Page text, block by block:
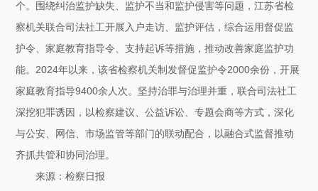
个。围绕纠治监护缺失、监护不当和监护侵害等问题，江苏省检
察机关联合司法社工开展入户走访、监护评估，综合运用督促监
护令、家庭教育指导令、支持起诉等措施，推动改善家庭监护功
能。2024年以来，该省检察机关制发督促监护令2000余份，开展
家庭教育指导9400余人次。坚持治罪与治理并重，联合司法社工
深挖犯罪诱因，以检察建议、公益诉讼、专题会商等方式，深化
与公安、网信、市场监管等部门的联动配合，以融合式监督推动
齐抓共管和协同治理。
来源：检察日报